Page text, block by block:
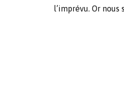
l’imprévu. Or